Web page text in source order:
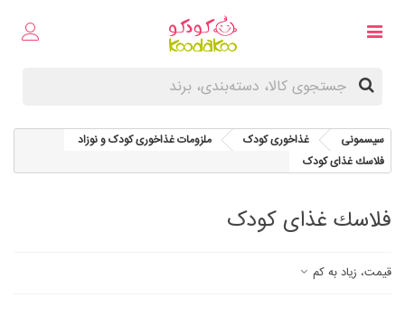
سیسمونی غذاخوری کودک
ملزومات غذاخوری کودک و نوزاد
فلاسك غذای کودک
فلاسك غذای کودک
قیمت، زیاد به کم